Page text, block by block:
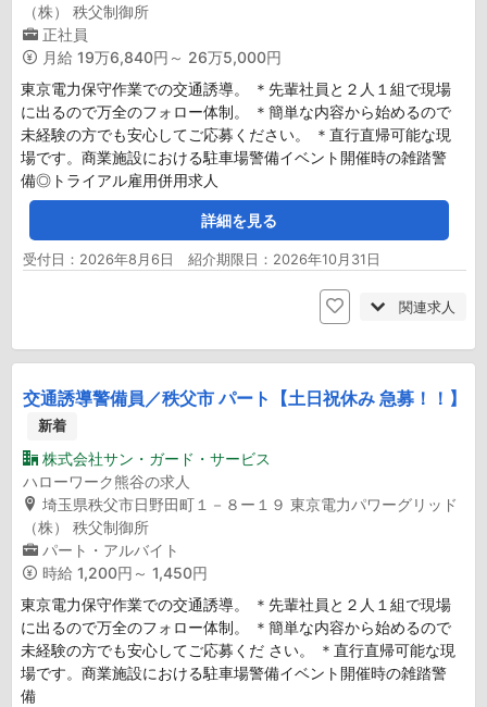
（株） 秩父制御所
正社員
月給 19万6,840円～ 26万5,000円
東京電力保守作業での交通誘導。 ＊先輩社員と２人１組で現場
に出るので万全のフォロー体制。 ＊簡単な内容から始めるので
未経験の方でも安心してご応募ください。 ＊直行直帰可能な現
場です。商業施設における駐車場警備イベント開催時の雑踏警
備◎トライアル雇用併用求人
詳細を見る
受付日：2026年8月6日 紹介期限日：2026年10月31日
関連求人
交通誘導警備員／秩父市 パート【土日祝休み 急募！！】
新着
株式会社サン・ガード・サービス
ハローワーク熊谷の求人
埼玉県秩父市日野田町１－８ー１９ 東京電力パワーグリッド
（株） 秩父制御所
パート・アルバイト
時給 1,200円～ 1,450円
東京電力保守作業での交通誘導。 ＊先輩社員と２人１組で現場
に出るので万全のフォロー体制。 ＊簡単な内容から始めるので
未経験の方でも安心してご応募くだ さい。 ＊直行直帰可能な現
場です。商業施設における駐車場警備イベント開催時の雑踏警
備